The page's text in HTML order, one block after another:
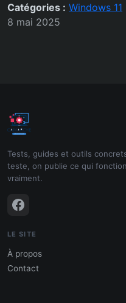
Catégories : Windows 11
8 mai 2025
Tests, guides et outils
teste, on publie ce qui
vraiment.
LE SITE
À propos
Contact